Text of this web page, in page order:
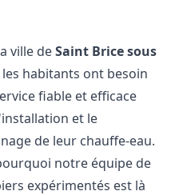
ville deSaint Brice sous
les habitants ont besoin
fiable et efficace
et le
de leur chauffe-eau.
notre équipe de
expérimentés est là